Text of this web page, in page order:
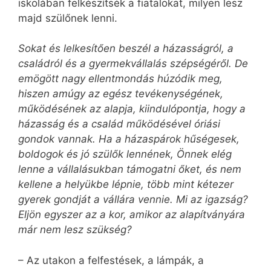
iskolában felkészítsék a fiatalokat, milyen lesz
majd szülőnek lenni.
Sokat és lelkesítően beszél a házasságról, a
családról és a gyermekvállalás szépségéről. De
emögött nagy ellentmondás húzódik meg,
hiszen amúgy az egész tevékenységének,
működésének az alapja, kiindulópontja, hogy a
házasság és a család működésével óriási
gondok vannak. Ha a házaspárok hűségesek,
boldogok és jó szülők lennének, Önnek elég
lenne a vállalásukban támogatni őket, és nem
kellene a helyükbe lépnie, több mint kétezer
gyerek gondját a vállára vennie. Mi az igazság?
Eljön egyszer az a kor, amikor az alapítványára
már nem lesz szükség?
– Az utakon a felfestések, a lámpák, a